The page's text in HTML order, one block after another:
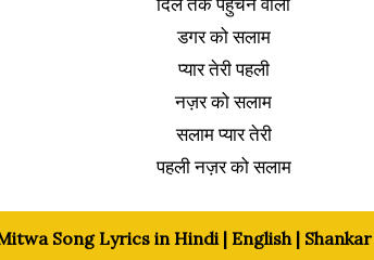
डगर को सलाम
प्यार तेरी पहली
नज़र को सलाम
सलाम प्यार तेरी
पहली नज़र को सलाम
Song Lyrics in Hindi | English |